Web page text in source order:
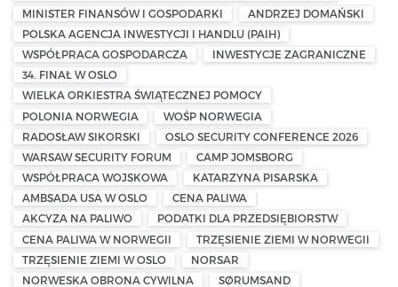
MINISTER FINANSÓW I GOSPODARKI
ANDRZEJ DOMAŃSKI
POLSKA AGENCJA INWESTYCJI I HANDLU (PAIH)
WSPÓŁPRACA GOSPODARCZA
INWESTYCJE ZAGRANICZNE
34. FINAŁ W OSLO
WIELKA ORKIESTRA ŚWIĄTECZNEJ POMOCY
POLONIA NORWEGIA
WOŚP NORWEGIA
RADOSŁAW SIKORSKI
OSLO SECURITY CONFERENCE 2026
WARSAW SECURITY FORUM
CAMP JOMSBORG
WSPÓŁPRACA WOJSKOWA
KATARZYNA PISARSKA
AMBSADA USA W OSLO
CENA PALIWA
AKCYZA NA PALIWO
PODATKI DLA PRZEDSIĘBIORSTW
CENA PALIWA W NORWEGII
TRZĘSIENIE ZIEMI W NORWEGII
TRZĘSIENIE ZIEMI W OSLO
NORSAR
NORWESKA OBRONA CYWILNA
SØRUMSAND